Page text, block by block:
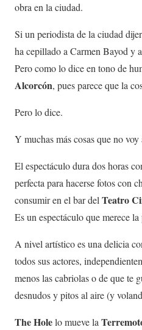
obra en la ciudad.
Si un periodista de la ciudad
ha cepillado a Carmen Bayod y
Pero como lo dice en tono de
Alcorcón, pues parece que la
Pero lo dice.
Y muchas más cosas que no
El espectáculo dura dos horas
perfecta para hacerse fotos con
consumir en el bar delTeatro
Es un espectáculo que merece la
A nivel artístico es una delicia
todos sus actores,
menos las cabriolas o de que te
desnudos y pitos al aire (y
The Holelo mueve la